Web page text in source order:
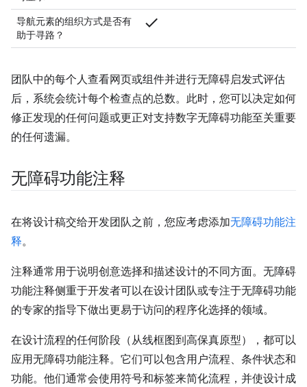
导航元素的组织方式是否有
助于寻路？
check
团队中的每个人查看网页或组件并进行无障碍启发式评估
后，系统会统计每个检查点的总数。此时，您可以决定如何
修正发现的任何问题或更正对支持数字无障碍功能至关重要
的任何遗漏。
无障碍功能注释
在将设计稿交给开发团队之前，您应考虑添加无障碍功能注
释。
注释通常用于说明创意选择和描述设计的不同方面。无障碍
功能注释侧重于开发者可以在设计团队或专注于无障碍功能
的专家的指导下做出更易于访问的程序化选择的领域。
在设计流程的任何阶段（从线框图到高保真原型），都可以
应用无障碍功能注释。它们可以包含用户流程、条件状态和
功能。他们通常会使用符号和标签来简化流程，并使设计成